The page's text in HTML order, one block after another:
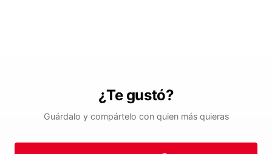
¿Te gustó?
Guárdalo y compártelo con quien más quieras